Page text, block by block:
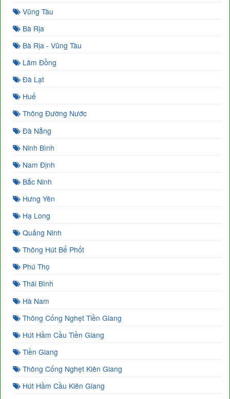
Vũng Tàu
Bà Rịa
Bà Rịa - Vũng Tàu
Lâm Đồng
Đà Lạt
Huế
Thông Đường Nước
Đà Nẵng
Ninh Bình
Nam Định
Bắc Ninh
Hưng Yên
Hạ Long
Quảng Ninh
Thông Hút Bể Phốt
Phú Thọ
Thái Bình
Hà Nam
Thông Cống Nghẹt Tiền Giang
Hút Hầm Cầu Tiền Giang
Tiền Giang
Thông Cống Nghẹt Kiên Giang
Hút Hầm Cầu Kiên Giang